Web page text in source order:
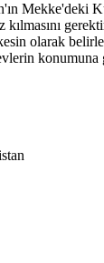
Mekke'deki
olarak
konumuna